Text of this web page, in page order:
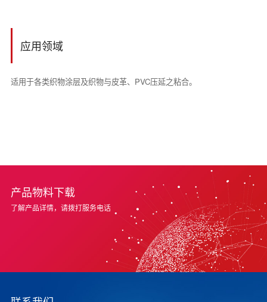
应用领域
适用于各类织物涂层及织物与皮革、PVC压延之粘合。
产品物料下载
了解产品详情，请拨打服务电话